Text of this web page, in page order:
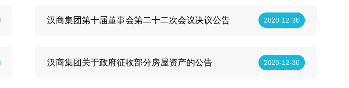
汉商集团第十届董事会第二十二次会议决议公告 2020-12-30
汉商集团关于政府征收部分房屋资产的公告 2020-12-30